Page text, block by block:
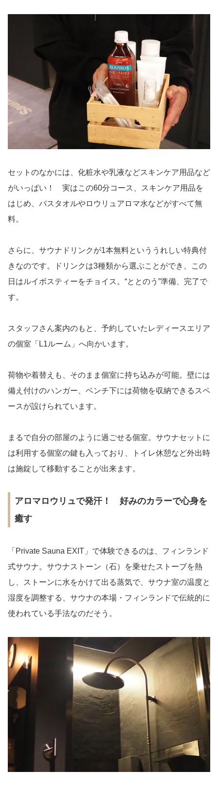
セットのなかには、化粧水や乳液などスキンケア用品など
がいっぱい！ 実はこの60分コース、スキンケア用品を
はじめ、バスタオルやロウリュアロマ水などがすべて無
料。
さらに、サウナドリンクが1本無料といううれしい特典付
きなのです。ドリンクは3種類から選ぶことができ、この
日はルイボスティーをチョイス。“ととのう”準備、完了で
す。
スタッフさん案内のもと、予約していたレディースエリア
の個室「L1ルーム」へ向かいます。
荷物や着替えも、そのまま個室に持ち込みが可能。壁には
備え付けのハンガー、ベンチ下には荷物を収納できるスペ
ースが設けられています。
まるで自分の部屋のように過ごせる個室。サウナセットに
は利用する個室の鍵も入っており、トイレ休憩など外出時
は施錠して移動することが出来ます。
アロマロウリュで発汗！ 好みのカラーで心身を
癒す
「Private Sauna EXIT」で体験できるのは、フィンランド
式サウナ。サウナストーン（石）を乗せたストーブを熱
し、ストーンに水をかけて出る蒸気で、サウナ室の温度と
湿度を調整する、サウナの本場・フィンランドで伝統的に
使われている手法なのだそう。